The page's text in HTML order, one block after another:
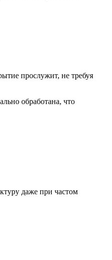
прослужит, не требуя
обработана, что
даже при частом